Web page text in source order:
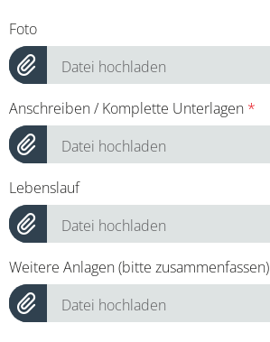
Foto
Datei hochladen
Anschreiben / Komplette Unterlagen *
Datei hochladen
Lebenslauf
Datei hochladen
Weitere Anlagen (bitte zusammenfassen)
Datei hochladen